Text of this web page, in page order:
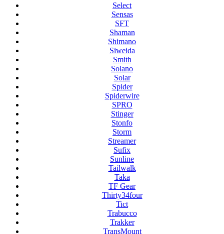
Select
Sensas
SFT
Shaman
Shimano
Siweida
Smith
Solano
Solar
Spider
Spiderwire
SPRO
Stinger
Stonfo
Storm
Streamer
Sufix
Sunline
Tailwalk
Taka
TF Gear
Thirty34four
Tict
Trabucco
Trakker
TransMount